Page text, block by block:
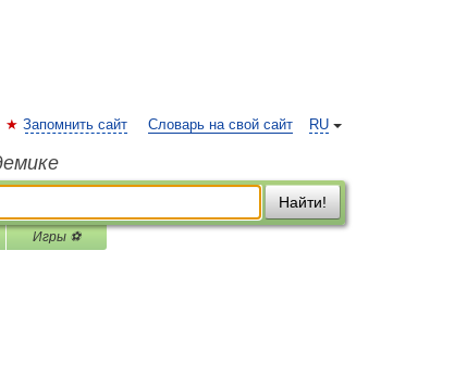
RU
Запомнить сайт Словарь на свой сайт
Найти!
Игры ⚽